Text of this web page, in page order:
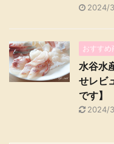
2024/
おすすめ
水谷水
せレビ
です】
2024/